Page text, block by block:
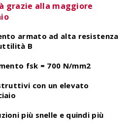
elenchi di
grazie alla maggiore
armato ad alta resistenza
B
fsk = 700 N/mm2
con un elevato
più snelle e quindi più